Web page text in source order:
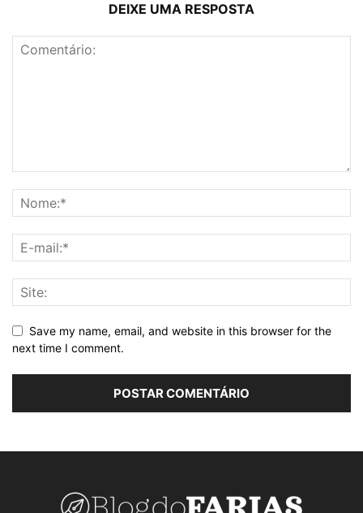
DEIXE UMA RESPOSTA
Save my name, email, and website in this browser for the
next time I comment.